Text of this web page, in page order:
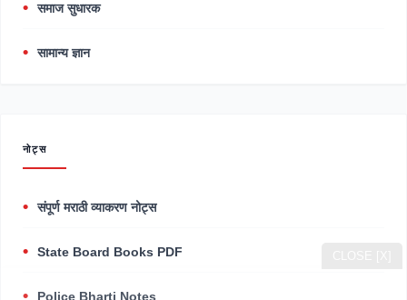
समाज सुधारक
सामान्य ज्ञान
नोट्स
संपूर्ण मराठी व्याकरण नोट्स
State Board Books PDF
Police Bharti Notes